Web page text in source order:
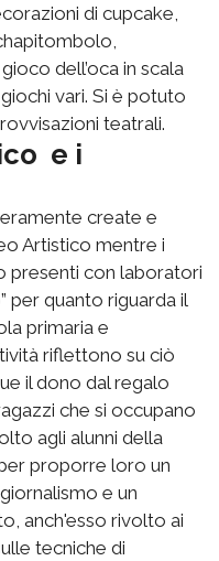
di cupcake,
dell’oca in scala
vari. Si è potuto
teatrali.
e i
create e
Artistico mentre i
presenti con laboratori
per quanto riguarda il
primaria e
riflettono su ciò
il dono dal regalo
che si occupano
agli alunni della
proporre loro un
e un
anch'esso rivolto ai
tecniche di